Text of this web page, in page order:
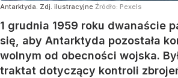
Antarktyda. Zdj. ilustracyjne Źródło: Pexels
1 grudnia 1959 roku dwanaście
się, aby Antarktyda pozostała
wolnym od obecności wojska.
traktat dotyczący kontroli